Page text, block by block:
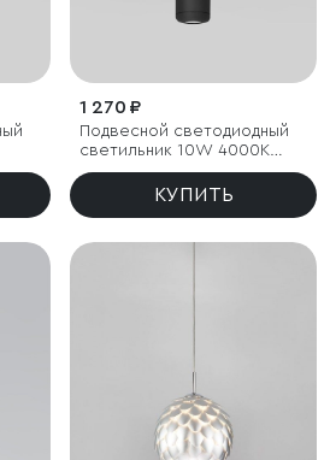
1 270 ₽
Подвесной светодиодный
светильник 10W 4000K
чёрный
КУПИТЬ